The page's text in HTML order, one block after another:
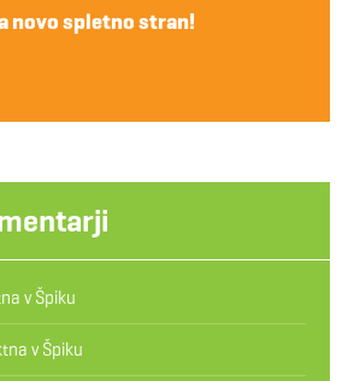
novo spletno stran!
v Špiku
v Špiku